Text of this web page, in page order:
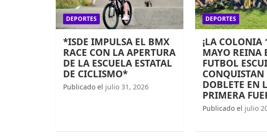
DEPORTES
*ISDE IMPULSA EL BMX
RACE CON LA APERTURA
DE LA ESCUELA ESTATAL
DE CICLISMO*
Publicado el julio 31, 2026
DEPORTES
¡LA COLONIA
MAYO REINA
FUTBOL
CONQUISTAN
DOBLETE EN
PRIMERA
Publicado el julio